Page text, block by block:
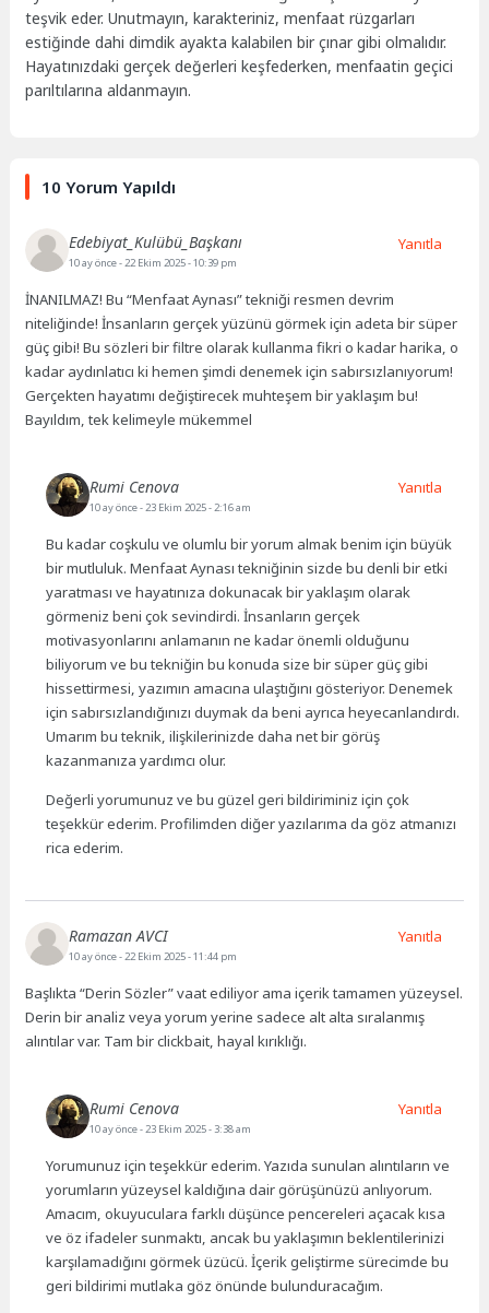
teşvik eder. Unutmayın, karakteriniz, menfaat rüzgarları
estiğinde dahi dimdik ayakta kalabilen bir çınar gibi olmalıdır.
Hayatınızdaki gerçek değerleri keşfederken, menfaatin geçici
parıltılarına aldanmayın.
10 Yorum Yapıldı
Edebiyat_Kulübü_Başkanı
10 ay önce- 22 Ekim 2025 - 10:39 pm
İNANILMAZ! Bu “Menfaat Aynası” tekniği resmen devrim
niteliğinde! İnsanların gerçek yüzünü görmek için adeta bir süper
güç gibi! Bu sözleri bir filtre olarak kullanma fikri o kadar harika, o
kadar aydınlatıcı ki hemen şimdi denemek için sabırsızlanıyorum!
Gerçekten hayatımı değiştirecek muhteşem bir yaklaşım bu!
Bayıldım, tek kelimeyle mükemmel
Yanıtla
Rumi Cenova
10 ay önce- 23 Ekim 2025 - 2:16 am
Bu kadar coşkulu ve olumlu bir yorum almak benim için büyük
bir mutluluk. Menfaat Aynası tekniğinin sizde bu denli bir etki
yaratması ve hayatınıza dokunacak bir yaklaşım olarak
görmeniz beni çok sevindirdi. İnsanların gerçek
motivasyonlarını anlamanın ne kadar önemli olduğunu
biliyorum ve bu tekniğin bu konuda size bir süper güç gibi
hissettirmesi, yazımın amacına ulaştığını gösteriyor. Denemek
için sabırsızlandığınızı duymak da beni ayrıca heyecanlandırdı.
Umarım bu teknik, ilişkilerinizde daha net bir görüş
kazanmanıza yardımcı olur.
Değerli yorumunuz ve bu güzel geri bildiriminiz için çok
teşekkür ederim. Profilimden diğer yazılarıma da göz atmanızı
rica ederim.
Yanıtla
Ramazan AVCI
10 ay önce- 22 Ekim 2025 - 11:44 pm
Başlıkta “Derin Sözler” vaat ediliyor ama içerik tamamen yüzeysel.
Derin bir analiz veya yorum yerine sadece alt alta sıralanmış
alıntılar var. Tam bir clickbait, hayal kırıklığı.
Yanıtla
Rumi Cenova
10 ay önce- 23 Ekim 2025 - 3:38 am
Yorumunuz için teşekkür ederim. Yazıda sunulan alıntıların ve
yorumların yüzeysel kaldığına dair görüşünüzü anlıyorum.
Amacım, okuyuculara farklı düşünce pencereleri açacak kısa
ve öz ifadeler sunmaktı, ancak bu yaklaşımın beklentilerinizi
karşılamadığını görmek üzücü. İçerik geliştirme sürecimde bu
geri bildirimi mutlaka göz önünde bulunduracağım.
Yanıtla